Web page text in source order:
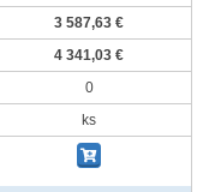
3 587,63 €
4 341,03 €
0
ks